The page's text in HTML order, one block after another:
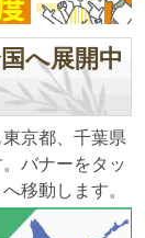
へ展開中
京都、千葉県
バナーをタッ
移動します。